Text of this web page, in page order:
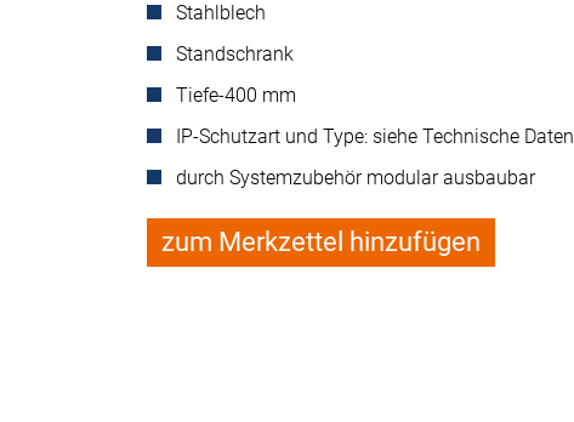
Stahlblech
Standschrank
Tiefe-400 mm
IP-Schutzart und Type: siehe Technische Daten
durch Systemzubehör modular ausbaubar
zum Merkzettel hinzufügen